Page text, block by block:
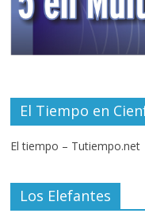
El Tiempo en
El tiempo – Tutiempo.net
Los Elefantes